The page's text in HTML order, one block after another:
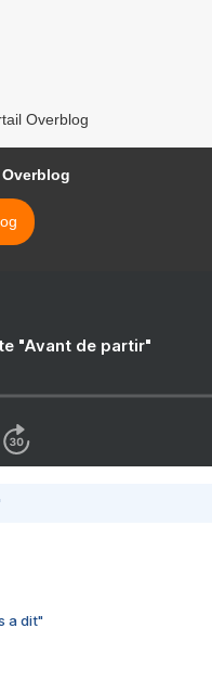
Overblog
"Avant de partir"
a dit"